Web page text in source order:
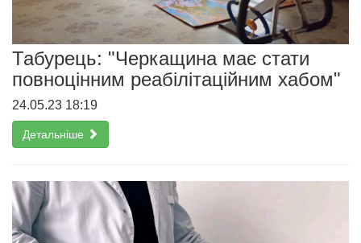
Табурець: "Черкащина має стати
повноцінним реабілітаційним хабом"
24.05.23 18:19
Детальніше